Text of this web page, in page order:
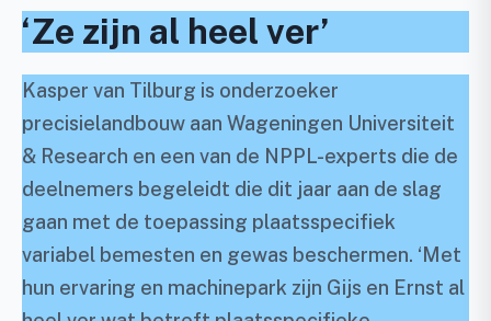
‘Ze zijn al heel ver’
Kasper van Tilburg is onderzoeker
precisielandbouw aan Wageningen Universiteit
& Research en een van de NPPL-experts die de
deelnemers begeleidt die dit jaar aan de slag
gaan met de toepassing plaatsspecifiek
variabel bemesten en gewas beschermen. ‘Met
hun ervaring en machinepark zijn Gijs en Ernst al